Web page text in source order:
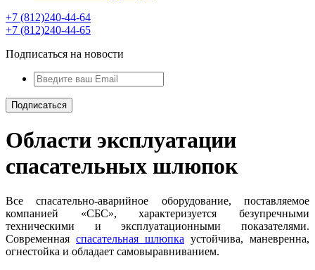
+7 (812)240-44-64
+7 (812)240-44-65
Подписаться на новости
Области эксплуатации
спасательных шлюпок
Все спасательно-аварийное оборудование, поставляемое
компанией «СБС», характеризуется безупречными
техническими и эксплуатационными показателями.
Современная спасательная шлюпка устойчива, маневренна,
огнестойка и обладает самовыравниванием.